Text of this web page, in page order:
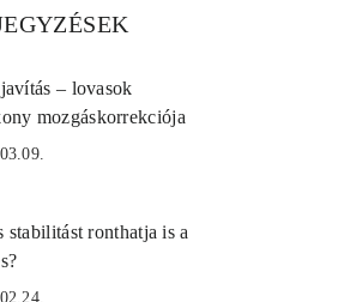
– lovasok
mozgáskorrekciója
stabilitást ronthatja is a